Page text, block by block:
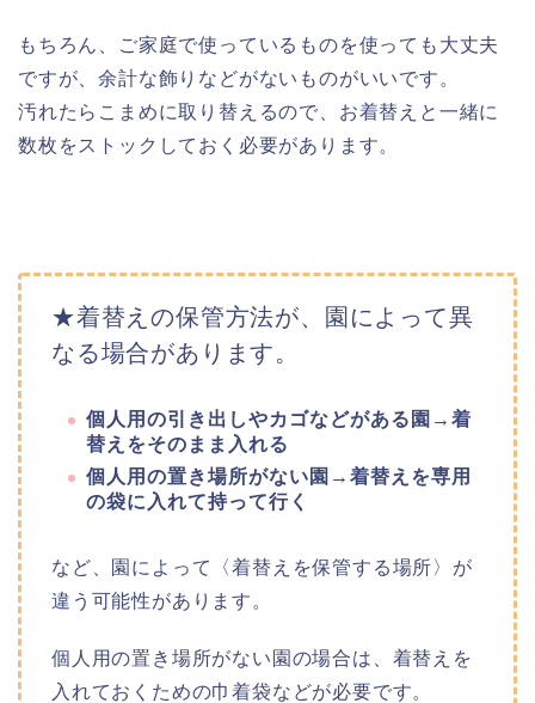
もちろん、ご家庭で使っているものを使っても大丈夫
ですが、余計な飾りなどがないものがいいです。
汚れたらこまめに取り替えるので、お着替えと一緒に
数枚をストックしておく必要があります。
★着替えの保管方法が、園によって異
なる場合があります。
個人用の引き出しやカゴなどがある園→着
替えをそのまま入れる
個人用の置き場所がない園→着替えを専用
の袋に入れて持って行く
など、園によって〈着替えを保管する場所〉が
違う可能性があります。
個人用の置き場所がない園の場合は、着替えを
入れておくための巾着袋などが必要です。